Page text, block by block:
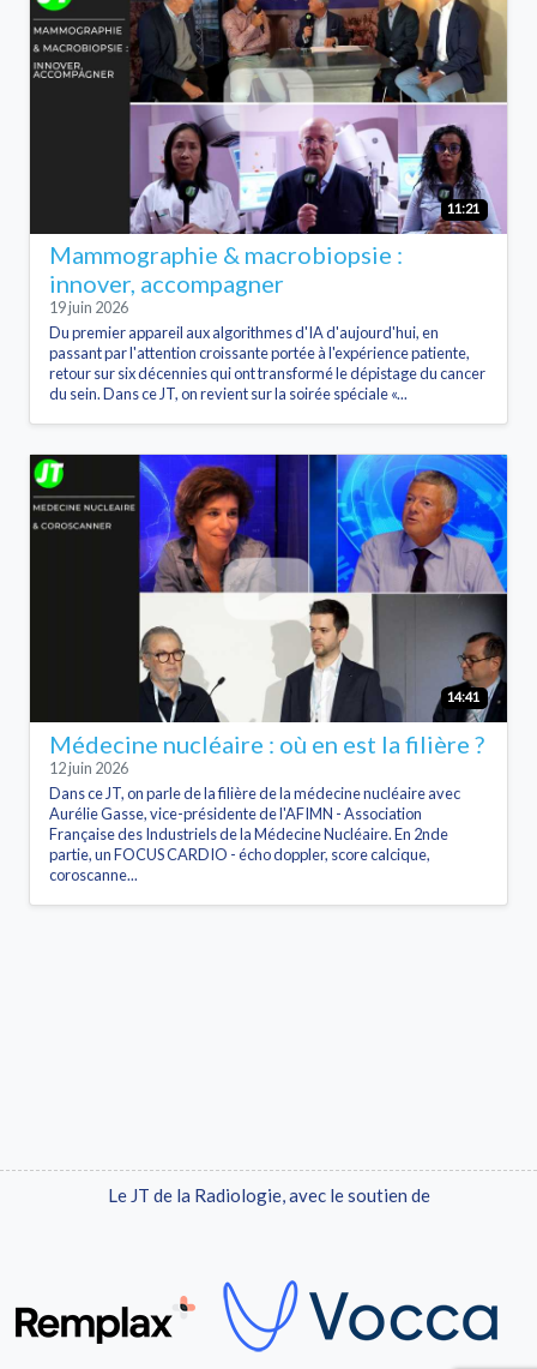
11:21
Mammographie & macrobiopsie :
innover, accompagner
19 juin 2026
Du premier appareil aux algorithmes d'IA d'aujourd'hui, en
passant par l'attention croissante portée à l'expérience patiente,
retour sur six décennies qui ont transformé le dépistage du cancer
du sein. Dans ce JT, on revient sur la soirée spéciale «...
14:41
Médecine nucléaire : où en est la filière ?
12 juin 2026
Dans ce JT, on parle de la filière de la médecine nucléaire avec
Aurélie Gasse, vice-présidente de l'AFIMN - Association
Française des Industriels de la Médecine Nucléaire. En 2nde
partie, un FOCUS CARDIO - écho doppler, score calcique,
coroscanne...
Le JT de la Radiologie, avec le soutien de